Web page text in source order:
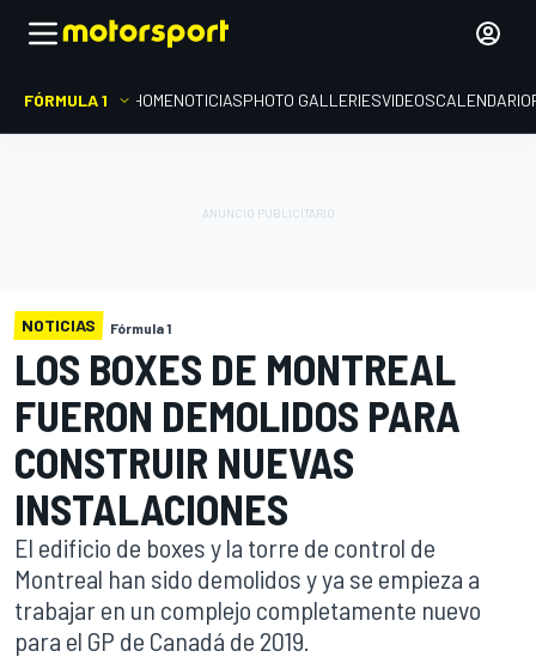
FÓRMULA 1 HOMENOTICIASPHOTO GALLERIESVIDEOSCALENDARIO
NOTICIAS Fórmula 1
LOS BOXES DE MONTREAL
FUERON DEMOLIDOS PARA
CONSTRUIR NUEVAS
INSTALACIONES
El edificio de boxes y la torre de control de
Montreal han sido demolidos y ya se empieza a
trabajar en un complejo completamente nuevo
para el GP de Canadá de 2019.